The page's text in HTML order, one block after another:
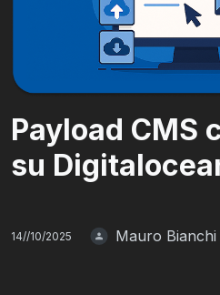
Payload CMS
su
14//10/2025 Mauro Bianchi